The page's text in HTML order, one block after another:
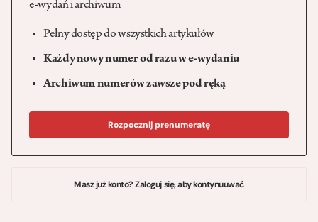
e-wydań i archiwum
Pełny dostęp do wszystkich artykułów
Każdy nowy numer od razu w e-wydaniu
Archiwum numerów zawsze pod ręką
Rozpocznij prenumeratę
Masz już konto? Zaloguj się, aby kontynuuwać